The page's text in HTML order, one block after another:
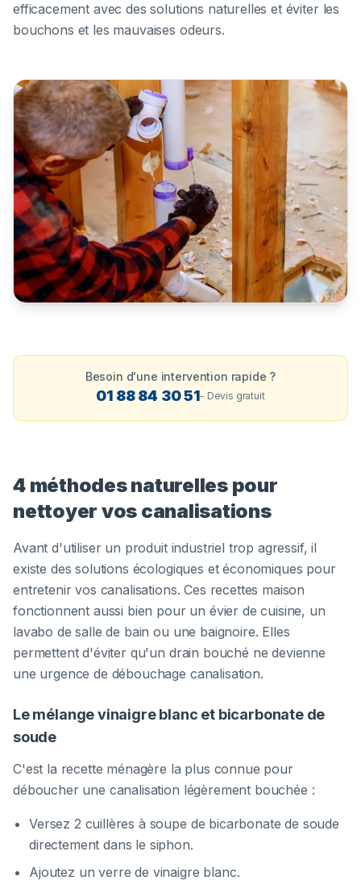
efficacement avec des solutions naturelles et éviter les
bouchons et les mauvaises odeurs.
Besoin d'une intervention rapide ?
01 88 84 30 51- Devis gratuit
4 méthodes naturelles pour
nettoyer vos canalisations
Avant d'utiliser un produit industriel trop agressif, il
existe des solutions écologiques et économiques pour
entretenir vos canalisations. Ces recettes maison
fonctionnent aussi bien pour un évier de cuisine, un
lavabo de salle de bain ou une baignoire. Elles
permettent d'éviter qu'un drain bouché ne devienne
une urgence de débouchage canalisation.
Le mélange vinaigre blanc et bicarbonate de
soude
C'est la recette ménagère la plus connue pour
déboucher une canalisation légèrement bouchée :
Versez 2 cuillères à soupe de bicarbonate de soude
directement dans le siphon.
Ajoutez un verre de vinaigre blanc.